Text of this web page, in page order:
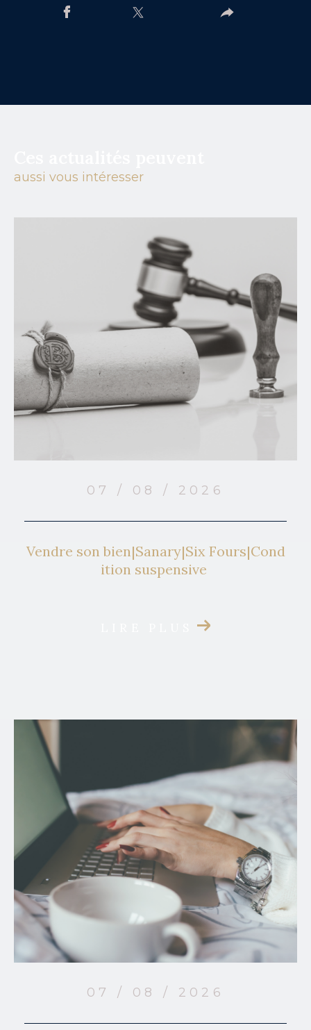
aussi vous intéresser
07 / 08 / 2026
Vendre son bien|Sanary|Six Fours|Cond
ition suspensive
07 / 08 / 2026